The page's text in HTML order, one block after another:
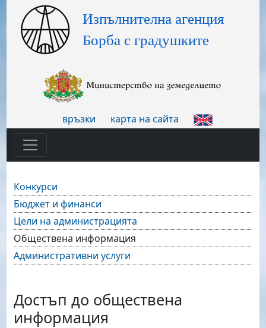
връзки карта на сайта
Конкурси
Бюджет и финанси
Цели на администрацията
Обществена информация
Административни услуги
Достъп до обществена
информация